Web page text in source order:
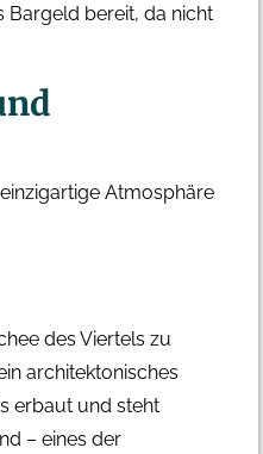
Bargeld bereit, da nicht
Atmosphäre
des Viertels zu
architektonisches
erbaut und steht
– eines der